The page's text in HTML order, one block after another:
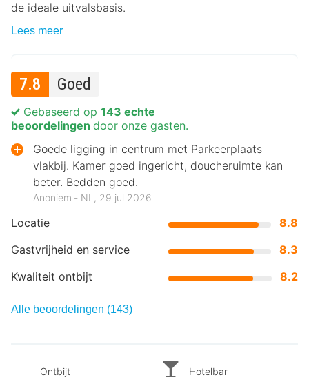
de ideale uitvalsbasis.
Lees meer
7.8 Goed
Locatie
8.8
Gastvrijheid en service
8.3
Kwaliteit ontbijt
8.2
Gebaseerd op 143 echte
beoordelingen door onze gasten.
Goede ligging in centrum met Parkeerplaats
vlakbij. Kamer goed ingericht, doucheruimte kan
beter. Bedden goed.
Anoniem ‐ NL, 29 jul 2026
Alle beoordelingen (143)
Ontbijt
Hotelbar